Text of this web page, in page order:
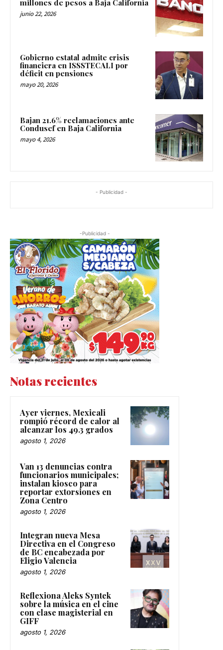
millones de pesos a Baja California
junio 22, 2026
Gobierno estatal admite crisis
financiera en ISSSTECALI por
déficit en pensiones
mayo 20, 2026
Bajan 21.6% reclamaciones ante
Condusef en Baja California
mayo 4, 2026
- Publicidad -
-Publicidad -
Notas recientes
Ayer viernes, Mexicali
rompió récord de calor al
alcanzar los 49.3 grados
agosto 1, 2026
Van 13 denuncias contra
funcionarios municipales;
instalan kiosco para
reportar extorsiones en
Zona Centro
agosto 1, 2026
Integran nueva Mesa
Directiva en el Congreso
de BC encabezada por
Eligio Valencia
agosto 1, 2026
Reflexiona Aleks Syntek
sobre la música en el cine
con clase magisterial en
GIFF
agosto 1, 2026